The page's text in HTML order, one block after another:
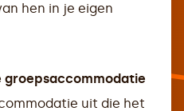
hen in je eigen
groepsaccommodatie
uit die het